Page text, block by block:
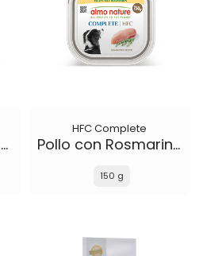
Manzo con Patate e Prezzemolo
HFC Complete
Pollo con Rosmarino
150 g